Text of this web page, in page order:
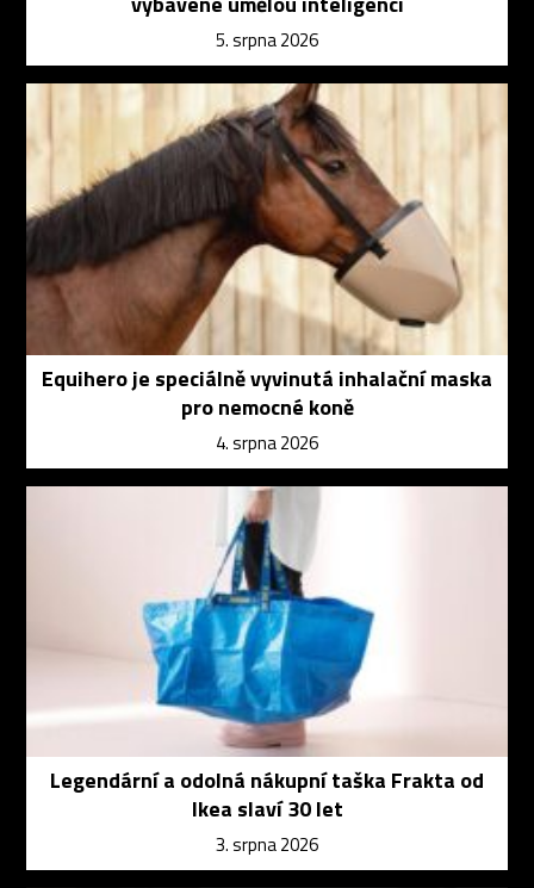
5. srpna 2026
Equihero je speciálně vyvinutá inhalační maska
pro nemocné koně
4. srpna 2026
Legendární a odolná nákupní taška Frakta od
Ikea slaví 30 let
3. srpna 2026